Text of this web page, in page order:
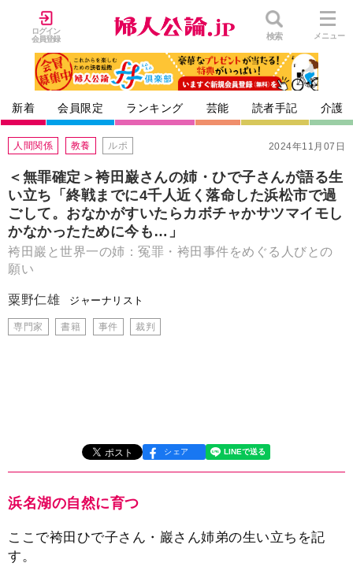
ログイン
会員登録
検索 メニュー
新着 会員限定 ランキング 芸能 読者手記 介護
2024年11月07日
人間関係 教養 ルポ
＜無罪確定＞袴田巌さんの姉・ひで子さんが語る生
い立ち「終戦までに4千人近く落命した浜松市で過
ごして。おなかがすいたらカボチャかサツマイモし
かなかったために今も…」
袴田巖と世界一の姉：冤罪・袴田事件をめぐる人びとの
願い
粟野仁雄 ジャーナリスト
専門家 書籍 事件 裁判
シェア
浜名湖の自然に育つ
ここで袴田ひで子さん・巖さん姉弟の生い立ちを記
す。